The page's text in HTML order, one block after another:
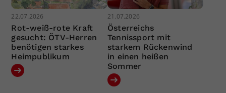
22.07.2026
Rot-weiß-rote Kraft
gesucht: ÖTV-Herren
benötigen starkes
Heimpublikum
21.07.2026
Österreichs
Tennissport mit
starkem Rückenwind
in einen heißen
Sommer